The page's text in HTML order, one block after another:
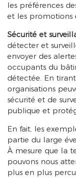
les préférences
et les promotions
Sécurité et
détecter et
envoyer des
occupants du
détectée. En
organisations
sécurité et de
publique et
En fait, les
partie du large
À mesure que la
pouvons nous
plus en plus